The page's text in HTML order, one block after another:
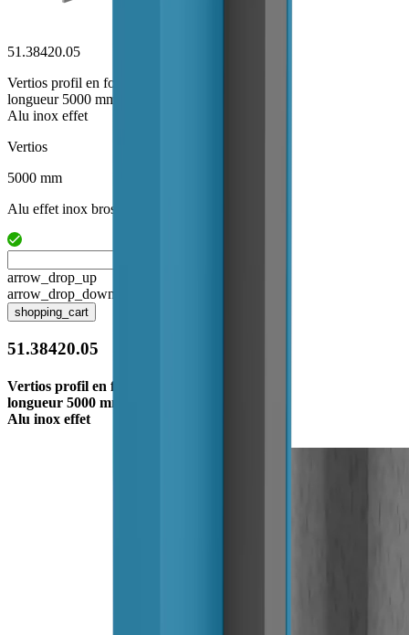
51.38420.05
Vertios profil en forme L
longueur 5000 mm fix
Alu inox effet
Vertios
5000 mm
Alu effet inox brossé
arrow_drop_up
arrow_drop_down
shopping_cart
51.38420.05
Vertios profil en forme L
longueur 5000 mm fix
Alu inox effet